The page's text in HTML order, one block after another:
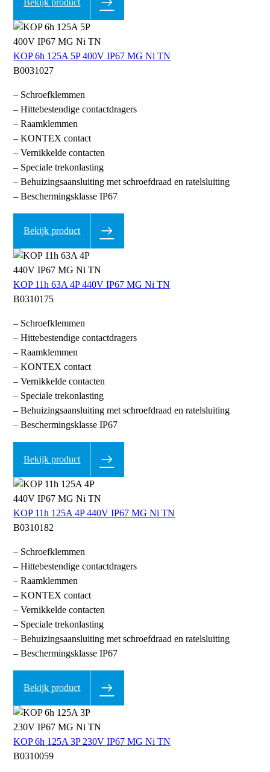
Bekijk product
KOP 6h 125A 5P 400V IP67 MG Ni TN
B0031027
– Schroefklemmen
– Hittebestendige contactdragers
– Raamklemmen
– KONTEX contact
– Vernikkelde contacten
– Speciale trekonlasting
– Behuizingsaansluiting met schroefdraad en ratelsluiting
– Beschermingsklasse IP67
Bekijk product
KOP 11h 63A 4P 440V IP67 MG Ni TN
B0310175
– Schroefklemmen
– Hittebestendige contactdragers
– Raamklemmen
– KONTEX contact
– Vernikkelde contacten
– Speciale trekonlasting
– Behuizingsaansluiting met schroefdraad en ratelsluiting
– Beschermingsklasse IP67
Bekijk product
KOP 11h 125A 4P 440V IP67 MG Ni TN
B0310182
– Schroefklemmen
– Hittebestendige contactdragers
– Raamklemmen
– KONTEX contact
– Vernikkelde contacten
– Speciale trekonlasting
– Behuizingsaansluiting met schroefdraad en ratelsluiting
– Beschermingsklasse IP67
Bekijk product
KOP 6h 125A 3P 230V IP67 MG Ni TN
B0310059